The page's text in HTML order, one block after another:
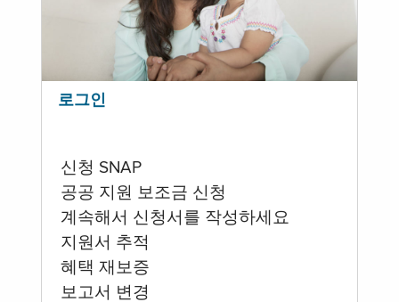
로그인
신청 SNAP
공공 지원 보조금 신청
계속해서 신청서를 작성하세요
지원서 추적
혜택 재보증
보고서 변경